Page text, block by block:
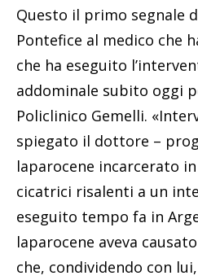
Questo il primo segnale
Pontefice al medico che
che ha eseguito
addominale subito oggi
Policlinico Gemelli.
spiegato il dottore –
laparocene incarcerato
cicatrici risalenti a un
eseguito tempo fa in
laparocene aveva
che, condividendo con